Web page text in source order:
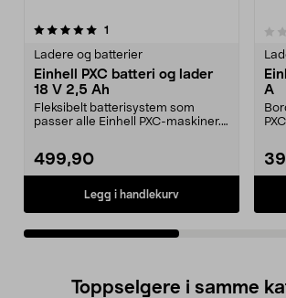
1
Ladere og batterier
Einhell PXC batteri og lader
18 V 2,5 Ah
Fleksibelt batterisystem som
passer alle Einhell PXC-maskiner.
499,90
Legg i handlekurv
0.0 av 5 stjerner
A
Toppselgere i samme